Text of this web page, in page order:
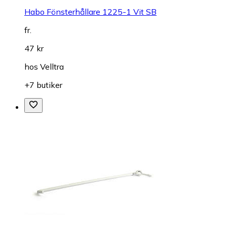
Habo Fönsterhållare 1225-1 Vit SB
fr.
47 kr
hos Velltra
+7 butiker